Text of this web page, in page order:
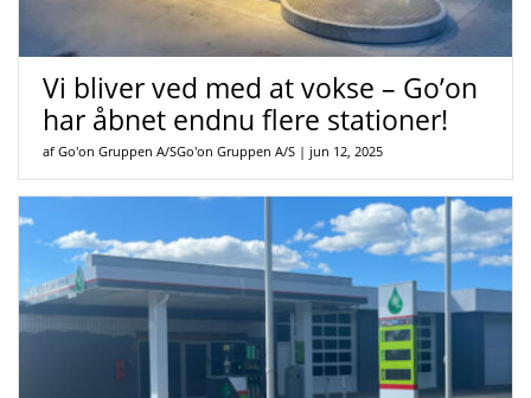
Vi bliver ved med at vokse – Go’on
har åbnet endnu flere stationer!
af Go'on Gruppen A/SGo'on Gruppen A/S | jun 12, 2025